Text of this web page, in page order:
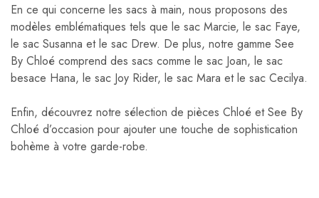
En ce qui concerne les sacs à main, nous proposons des
modèles emblématiques tels que le sac Marcie, le sac Faye,
le sac Susanna et le sac Drew. De plus, notre gamme See
By Chloé comprend des sacs comme le sac Joan, le sac
besace Hana, le sac Joy Rider, le sac Mara et le sac Cecilya.
Enfin, découvrez notre sélection de pièces Chloé et See By
Chloé d’occasion pour ajouter une touche de sophistication
bohème à votre garde-robe.